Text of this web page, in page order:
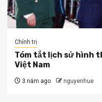
Chính trị
Tóm tắt lịch sử hình
Việt Nam
3 năm ago nguyenhue